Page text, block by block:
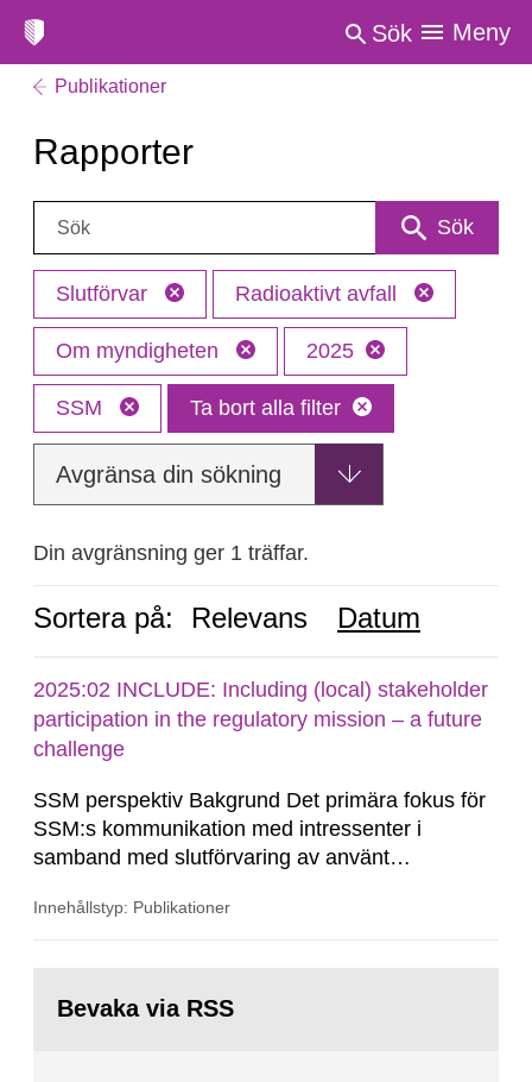
Sök Meny
Publikationer
Rapporter
Sök: Sök
Slutförvar Radioaktivt avfall
Om myndigheten 2025
SSM Ta bort alla filter
Avgränsa din sökning
Din avgränsning ger 1 träffar.
Sortera på: Relevans Datum
2025:02 INCLUDE: Including (local) stakeholder
participation in the regulatory mission – a future
challenge
SSM perspektiv Bakgrund Det primära fokus för
SSM:s kommunikation med intressenter i
samband med slutförvaring av använt
legat på formella samrådsprocesser kring den
tillståndsansökningar enligt kärntekniklagen.
Innehållstyp: Publikationer
sida:Bevaka via RSS